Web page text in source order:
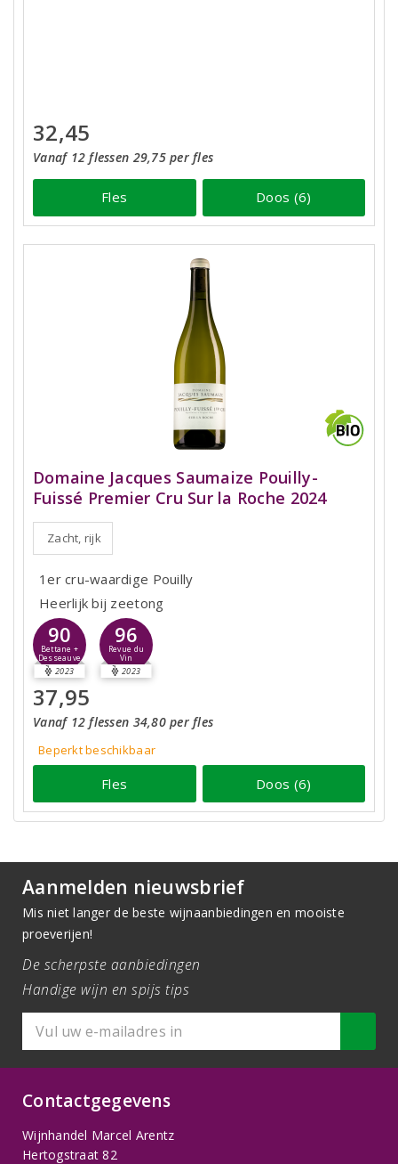
32,45
Vanaf 12 flessen 29,75 per fles
Fles Doos (6)
Domaine Jacques Saumaize Pouilly-
Fuissé Premier Cru Sur la Roche 2024
Zacht, rijk
1er cru-waardige Pouilly
Heerlijk bij zeetong
90
Bettane +
Desseauve
2023
96
Revue du
Vin
2023
37,95
Vanaf 12 flessen 34,80 per fles
Beperkt beschikbaar
Fles Doos (6)
Aanmelden nieuwsbrief
Mis niet langer de beste wijnaanbiedingen en mooiste
proeverijen!
De scherpste aanbiedingen
Handige wijn en spijs tips
Contactgegevens
Wijnhandel Marcel Arentz
Hertogstraat 82